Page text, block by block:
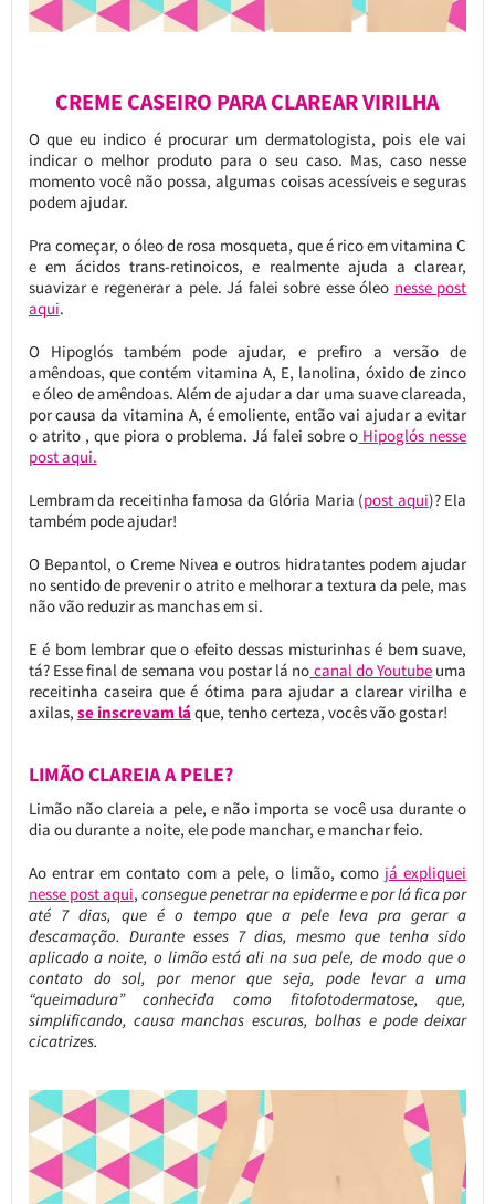
CREME CASEIRO PARA CLAREAR VIRILHA
O que eu indico é procurar um dermatologista, pois ele vai
indicar o melhor produto para o seu caso. Mas, caso nesse
momento você não possa, algumas coisas acessíveis e seguras
podem ajudar.
Pra começar, o óleo de rosa mosqueta, que é rico em vitamina C
e em ácidos trans-retinoicos, e realmente ajuda a clarear,
suavizar e regenerar a pele. Já falei sobre esse óleo nesse post
aqui.
O Hipoglós também pode ajudar, e prefiro a versão de
amêndoas, que contém vitamina A, E, lanolina, óxido de zinco
e óleo de amêndoas. Além de ajudar a dar uma suave clareada,
por causa da vitamina A, é emoliente, então vai ajudar a evitar
o atrito , que piora o problema. Já falei sobre o Hipoglós nesse
post aqui.
Lembram da receitinha famosa da Glória Maria (post aqui)? Ela
também pode ajudar!
O Bepantol, o Creme Nivea e outros hidratantes podem ajudar
no sentido de prevenir o atrito e melhorar a textura da pele, mas
não vão reduzir as manchas em si.
E é bom lembrar que o efeito dessas misturinhas é bem suave,
tá? Esse final de semana vou postar lá no canal do Youtube uma
receitinha caseira que é ótima para ajudar a clarear virilha e
axilas, se inscrevam lá que, tenho certeza, vocês vão gostar!
LIMÃO CLAREIA A PELE?
Limão não clareia a pele, e não importa se você usa durante o
dia ou durante a noite, ele pode manchar, e manchar feio.
Ao entrar em contato com a pele, o limão, como já expliquei
nesse post aqui, consegue penetrar na epiderme e por lá fica por
até 7 dias, que é o tempo que a pele leva pra gerar a
descamação. Durante esses 7 dias, mesmo que tenha sido
aplicado a noite, o limão está ali na sua pele, de modo que o
contato do sol, por menor que seja, pode levar a uma
“queimadura” conhecida como fitofotodermatose, que,
simplificando, causa manchas escuras, bolhas e pode deixar
cicatrizes.